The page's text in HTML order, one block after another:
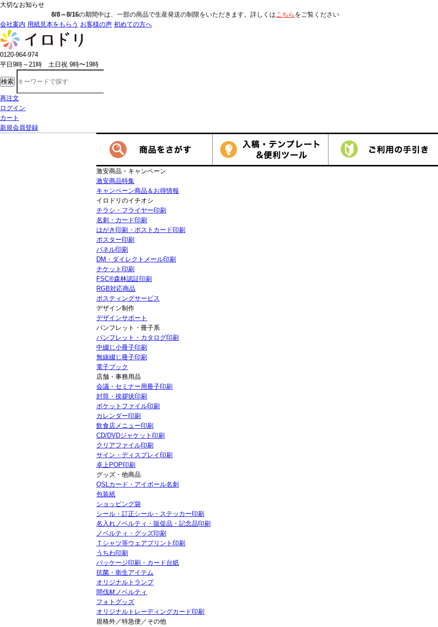
大切なお知らせ
の期間中は、一部の商品で生産発送の制限をいただきます。詳しくはこちらをご覧ください
会社案内 用紙見本をもらう お客様の声 初めての方へ
0120-964-974
平日9時～21時 土日祝 9時〜19時
検索
再注文
ログイン
カート
新規会員登録
激安商品・キャンペーン
激安商品特集
キャンペーン商品＆お得情報
イロドリのイチオシ
チラシ・フライヤー印刷
名刺・カード印刷
はがき印刷・ポストカード印刷
ポスター印刷
パネル印刷
DM・ダイレクトメール印刷
チケット印刷
FSC®森林認証印刷
RGB対応商品
ポスティングサービス
デザイン制作
デザインサポート
パンフレット・冊子系
パンフレット・カタログ印刷
中綴じ小冊子印刷
無線綴じ冊子印刷
電子ブック
店舗・事務用品
会議・セミナー用冊子印刷
封筒・挨拶状印刷
ポケットファイル印刷
カレンダー印刷
飲食店メニュー印刷
CD/DVDジャケット印刷
クリアファイル印刷
サイン・ディスプレイ印刷
卓上POP印刷
グッズ・他商品
QSLカード・アイボール名刺
包装紙
ショッピング袋
シール・訂正シール・ステッカー印刷
名入れノベルティ・販促品・記念品印刷
ノベルティ・グッズ印刷
Ｔシャツ等ウェアプリント印刷
うちわ印刷
パッケージ印刷・カード台紙
抗菌・衛生アイテム
オリジナルトランプ
間伐材ノベルティ
フォトグッズ
オリジナルトレーディングカード印刷
規格外／特急便／その他